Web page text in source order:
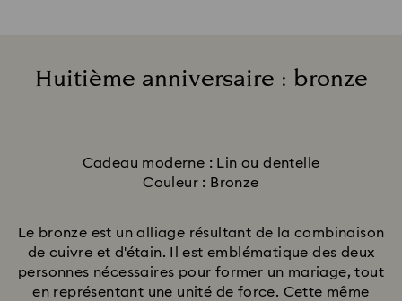
Huitième anniversaire : bronze
Cadeau moderne : Lin ou dentelle
Couleur : Bronze
Le bronze est un alliage résultant de la combinaison
de cuivre et d'étain. Il est emblématique des deux
personnes nécessaires pour former un mariage, tout
en représentant une unité de force. Cette même